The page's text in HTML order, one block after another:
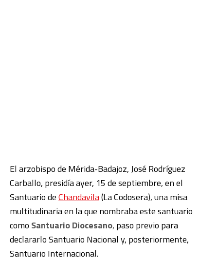
El arzobispo de Mérida-Badajoz, José Rodríguez
Carballo, presidía ayer, 15 de septiembre, en el
Santuario deChandavila(La Codosera), una misa
multitudinaria en la que nombraba este santuario
como Santuario Diocesano, paso previo para
declararlo Santuario Nacional y, posteriormente,
Santuario Internacional.